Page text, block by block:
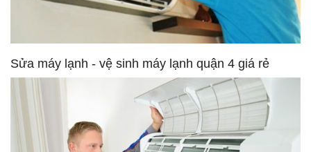
Sửa máy lạnh - vệ sinh máy lạnh quận 4 giá rẻ